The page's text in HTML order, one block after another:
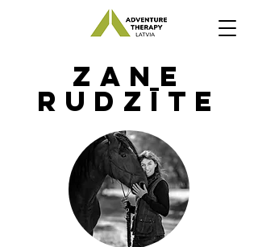
Zane
rudzīte